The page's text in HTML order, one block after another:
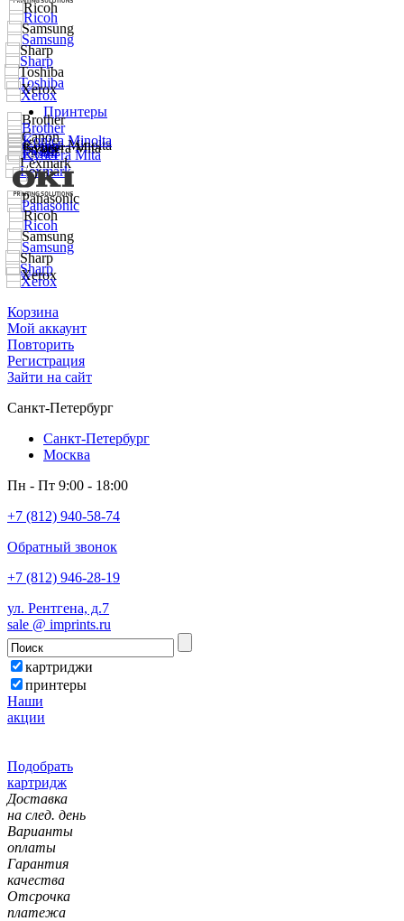
Принтеры
Корзина
Мой аккаунт
Повторить
Регистрация
Зайти на сайт
Санкт-Петербург
Санкт-Петербург
Москва
Пн - Пт 9:00 - 18:00
+7 (812) 940-58-74
Обратный звонок
+7 (812) 946-28-19
ул. Рентгена, д.7
sale @ imprints.ru
картриджи
принтеры
Наши
акции
Подобрать
картридж
Доставка
на след. день
Варианты
оплаты
Гарантия
качества
Отсрочка
платежа